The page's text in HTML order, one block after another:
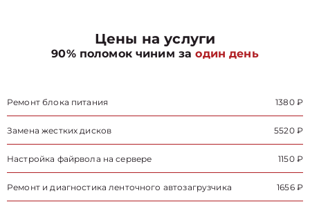
Цены на услуги
90% поломок чиним заодин день
Ремонт блока питания 1380 ₽
Замена жестких дисков 5520 ₽
Настройка файрвола на сервере 1150 ₽
Ремонт и диагностика ленточного автозагрузчика 1656 ₽